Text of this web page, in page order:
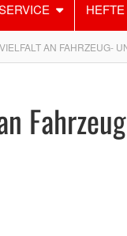
HEFTE
AN FAHRZEUG-